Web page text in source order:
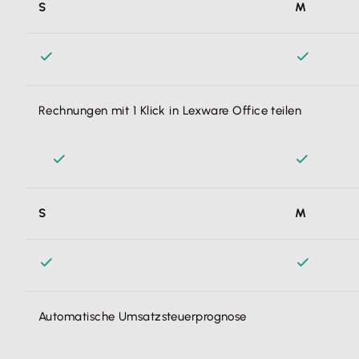
Zahlungsfristen.
S M
Rechnungen mit 1 Klick in Lexware Office teilen
archiviert die Rechnungen dann automatisch – das ist
S M
Automatische Umsatzsteuerprognose